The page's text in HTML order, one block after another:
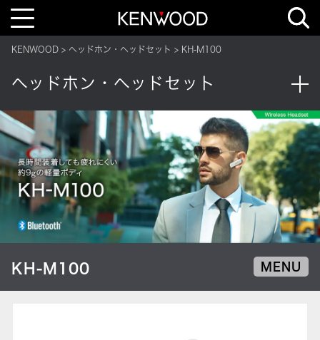
T
l
a
g
a
i
o
n
KENWOOD ヘッドホン・ヘッドセット KH-M100
ヘッドホン・ヘッドセット
KH-M100 MENU